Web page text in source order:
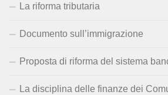
La riforma tributaria
Documento sull’immigrazione
Proposta di riforma del sistema
La disciplina delle finanze dei